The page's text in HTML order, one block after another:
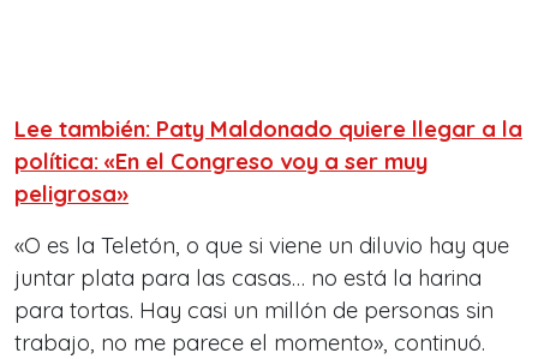
Lee también: Paty Maldonado quiere llegar a la
política: «En el Congreso voy a ser muy
peligrosa»
«O es la Teletón, o que si viene un diluvio hay que
juntar plata para las casas… no está la harina
para tortas. Hay casi un millón de personas sin
trabajo, no me parece el momento», continuó.